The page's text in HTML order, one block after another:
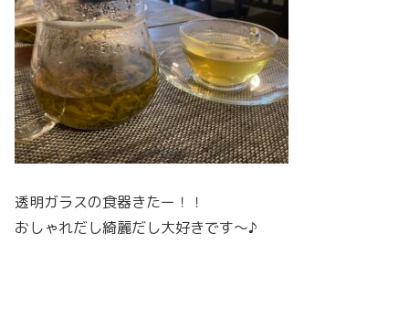
透明ガラスの食器きたー！！
おしゃれだし綺麗だし大好きです～♪